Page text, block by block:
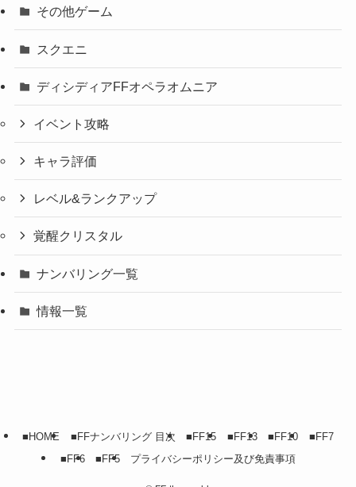
その他ゲーム
スクエニ
ディシディアFFオペラオムニア
イベント攻略
キャラ評価
レベル&ランクアップ
覚醒クリスタル
ナンバリング一覧
情報一覧
■HOME ■FFナンバリング 目次 ■FF15 ■FF13 ■FF10
■FF7
■FF6
■FF5 プライバシーポリシー及び免責事項